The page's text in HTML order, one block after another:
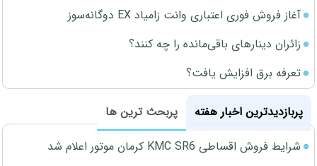
آغاز فروش فوری اعتباری وانت زامیاد EX دوگانه‌سوز
زائران دینارهای باقی‌مانده را چه کنند؟
تعرفه برق افزایش یافت؟
پربازدیدترین اخبار هفته
پربحث ترین ها
شرایط فروش اقساطی KMC SR6 کرمان موتور اعلام شد